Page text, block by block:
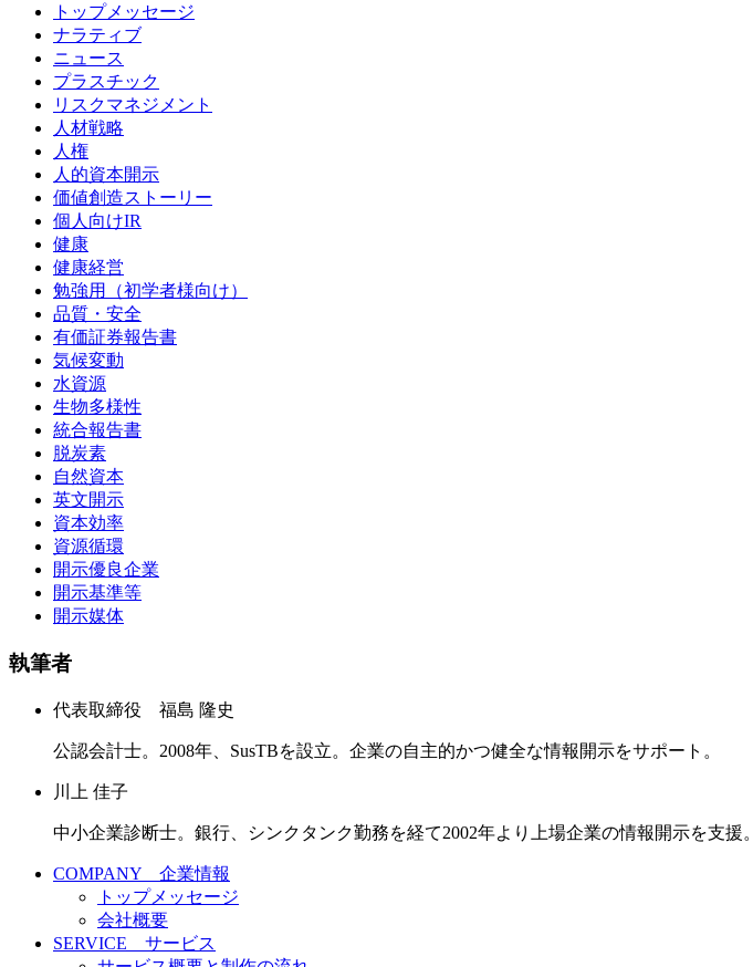
トップメッセージ
ナラティブ
ニュース
プラスチック
リスクマネジメント
人材戦略
人権
人的資本開示
価値創造ストーリー
個人向けIR
健康
健康経営
勉強用（初学者様向け）
品質・安全
有価証券報告書
気候変動
水資源
生物多様性
統合報告書
脱炭素
自然資本
英文開示
資本効率
資源循環
開示優良企業
開示基準等
開示媒体
執筆者
代表取締役 福島 隆史
公認会計士。2008年、SusTBを設立。企業の自主的かつ健全な情報開示をサポート。
川上 佳子
中小企業診断士。銀行、シンクタンク勤務を経て2002年より上場企業の情報開示を支援。
COMPANY 企業情報
トップメッセージ
会社概要
SERVICE サービス